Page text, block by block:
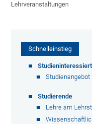
Lehrveranstaltungen
Schnelleinstieg
Studienangebot
Studierende
Lehre am